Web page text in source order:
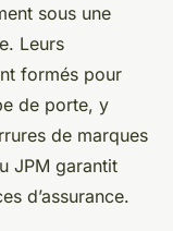
sous une
Leurs
formés pour
de porte, y
de marques
JPM garantit
d’assurance.